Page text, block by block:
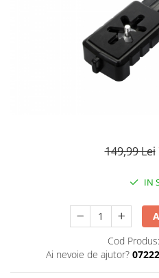
Adaptoare montura / baioneta
Capace obiectiv si camera
Convertoare pe filet foto video
Inele reductii obiective
Curatare si intretinere
Blitz-uri TTL - Dedicate
149,99 Lei
IN
Cod Produs:
Ai nevoie de ajutor?